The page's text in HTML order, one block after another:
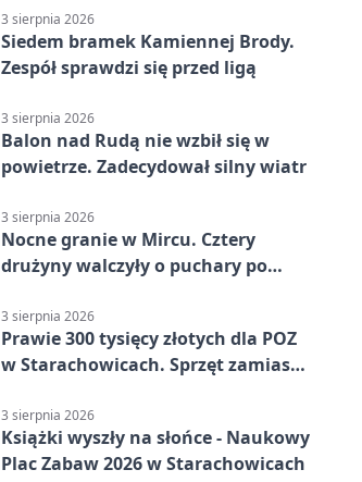
3 sierpnia 2026
Siedem bramek Kamiennej Brody.
Zespół sprawdzi się przed ligą
3 sierpnia 2026
Balon nad Rudą nie wzbił się w
powietrze. Zadecydował silny wiatr
3 sierpnia 2026
Nocne granie w Mircu. Cztery
drużyny walczyły o puchary po
3 sierpnia 2026
Prawie 300 tysięcy złotych dla POZ
w Starachowicach. Sprzęt zamiast
3 sierpnia 2026
Książki wyszły na słońce - Naukowy
Plac Zabaw 2026 w Starachowicach